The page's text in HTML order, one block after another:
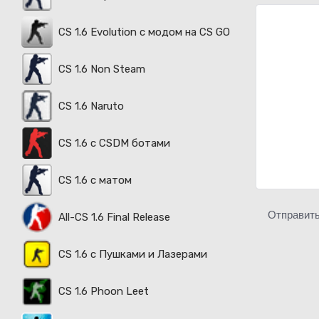
CS 1.6 Evolution с модом на CS GO
CS 1.6 Non Steam
CS 1.6 Naruto
CS 1.6 с CSDM ботами
CS 1.6 с матом
All-CS 1.6 Final Release
CS 1.6 с Пушками и Лазерами
CS 1.6 Phoon Leet